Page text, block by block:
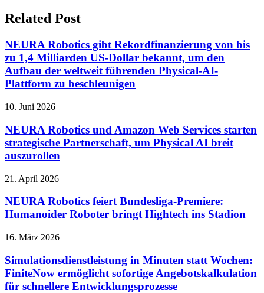
Related Post
NEURA Robotics gibt Rekordfinanzierung von bis
zu 1,4 Milliarden US-Dollar bekannt, um den
Aufbau der weltweit führenden Physical-AI-
Plattform zu beschleunigen
10. Juni 2026
NEURA Robotics und Amazon Web Services starten
strategische Partnerschaft, um Physical AI breit
auszurollen
21. April 2026
NEURA Robotics feiert Bundesliga-Premiere:
Humanoider Roboter bringt Hightech ins Stadion
16. März 2026
Simulationsdienstleistung in Minuten statt Wochen:
FiniteNow ermöglicht sofortige Angebotskalkulation
für schnellere Entwicklungsprozesse